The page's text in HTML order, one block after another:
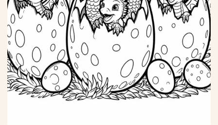
*
*
*
*
*
*
*
*
*
*